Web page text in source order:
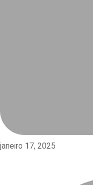
janeiro 17, 2025